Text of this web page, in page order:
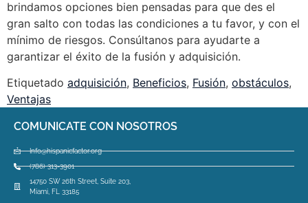
brindamos opciones bien pensadas para que des el
gran salto con todas las condiciones a tu favor, y con el
mínimo de riesgos. Consúltanos para ayudarte a
garantizar el éxito de la fusión y adquisición.
Etiquetado adquisición, Beneficios, Fusión, obstáculos,
Ventajas
COMUNICATE CON NOSOTROS
Info@hispanicfactor.org
(786) 313-3901
14750 SW 26th Street, Suite 203,
Miami, FL 33185